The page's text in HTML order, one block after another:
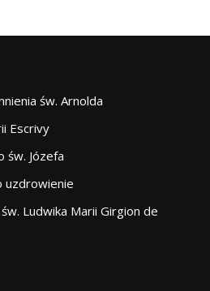
św. Arnolda
Escrivy
św. Józefa
uzdrowienie
Ludwika Marii Girgion de